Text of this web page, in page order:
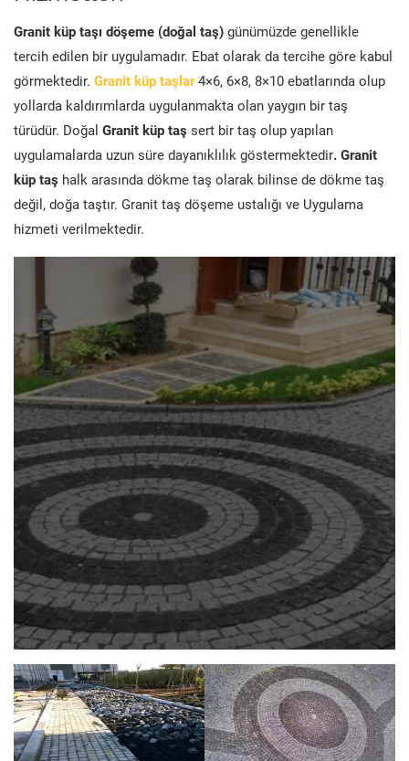
Granit küp taşı döşeme (doğal taş) günümüzde genellikle
tercih edilen bir uygulamadır. Ebat olarak da tercihe göre kabul
görmektedir. Granit küp taşlar 4×6, 6×8, 8×10 ebatlarında olup
yollarda kaldırımlarda uygulanmakta olan yaygın bir taş
türüdür. Doğal Granit küp taş sert bir taş olup yapılan
uygulamalarda uzun süre dayanıklılık göstermektedir. Granit
küp taş halk arasında dökme taş olarak bilinse de dökme taş
değil, doğa taştır. Granit taş döşeme ustalığı ve Uygulama
hizmeti verilmektedir.